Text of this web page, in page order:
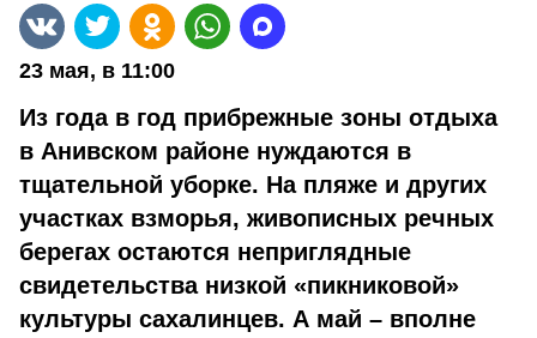
23 мая, в 11:00
Из года в год прибрежные зоны отдыха
в Анивском районе нуждаются в
тщательной уборке. На пляже и других
участках взморья, живописных речных
берегах остаются неприглядные
свидетельства низкой «пикниковой»
культуры сахалинцев. А май – вполне